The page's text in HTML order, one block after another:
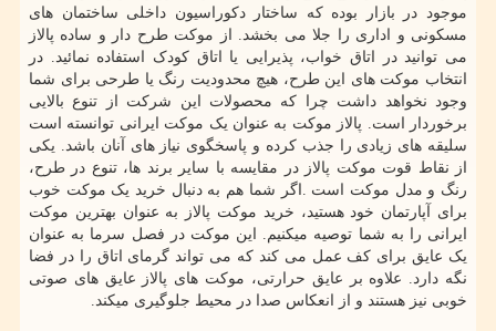
موجود در بازار بوده که ساختار دکوراسیون داخلی ساختمان های
مسکونی و اداری را جلا می بخشد. از موکت طرح دار و ساده پالاز
می توانید در اتاق خواب، پذیرایی یا اتاق کودک استفاده نمائید. در
انتخاب موکت های این طرح، هیچ محدودیت رنگ یا طرحی برای شما
وجود نخواهد داشت چرا که محصولات این شرکت از تنوع بالایی
برخوردار است. پالاز موکت به عنوان یک موکت ایرانی توانسته است
سلیقه های زیادی را جذب کرده و پاسخگوی نیاز های آنان باشد. یکی
از نقاط قوت موکت پالاز در مقایسه با سایر برند ها، تنوع در طرح،
رنگ و مدل موکت است . اگر شما هم به دنبال خرید یک موکت خوب
برای آپارتمان خود هستید، خرید موکت پالاز به عنوان بهترین موکت
ایرانی را به شما توصیه می­کنیم.
این موکت در فصل سرما به عنوان
یک عایق برای کف عمل می کند که می تواند گرمای اتاق را در فضا
نگه دارد. علاوه بر عایق حرارتی، موکت های پالاز عایق های صوتی
خوبی نیز هستند و از انعکاس صدا در محیط جلوگیری می­کند.